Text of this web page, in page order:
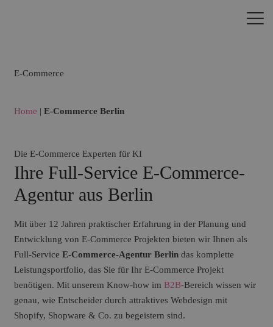
E-Commerce
Home | E-Commerce Berlin
Die E-Commerce Experten für KI
Ihre Full-Service E-Commerce-
Agentur aus Berlin
Mit über 12 Jahren praktischer Erfahrung in der Planung und
Entwicklung von E-Commerce Projekten bieten wir Ihnen als
Full-Service E-Commerce-Agentur Berlin das komplette
Leistungsportfolio, das Sie für Ihr E-Commerce Projekt
benötigen. Mit unserem Know-how im B2B-Bereich wissen wir
genau, wie Entscheider durch attraktives Webdesign mit
Shopify, Shopware & Co. zu begeistern sind.